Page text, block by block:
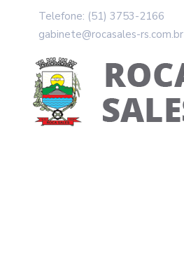
Telefone: (51) 3753-2166
gabinete@rocasales-rs.com.br